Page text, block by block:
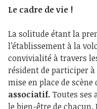
Le cadre de vie !
La solitude étant la
l’établissement à la
convivialité à travers
résident de participer
mise en place de
associatif. Toutes ses
le bien-être de